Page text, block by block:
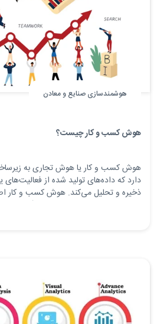
هوشمندسازی صنایع و معادن
هوش کسب و کار چیست؟
هوش کسب و کار یا هوش تجاری به
دارد که داده‌های تولید شده از فعالیت‌های
ذخیره و تحلیل می‌کند. هوش کسب و کار
داده‌کاوی، آنالیز فرآیند، بنچ‌مارکتینگ